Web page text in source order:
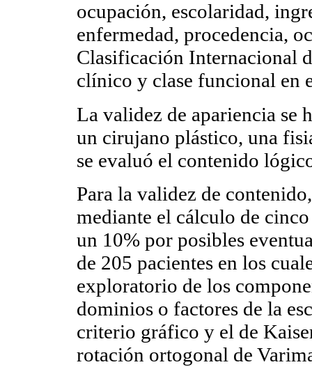
ocupación, escolaridad,
enfermedad, procedencia,
Clasificación Internacional
clínico y clase funcional en
La validez de apariencia se
un cirujano plástico, una
se evaluó el contenido
Para la validez de
mediante el cálculo de
un 10% por posibles
de 205 pacientes en los
exploratorio de los
dominios o factores de la
criterio gráfico y el de
rotación ortogonal de